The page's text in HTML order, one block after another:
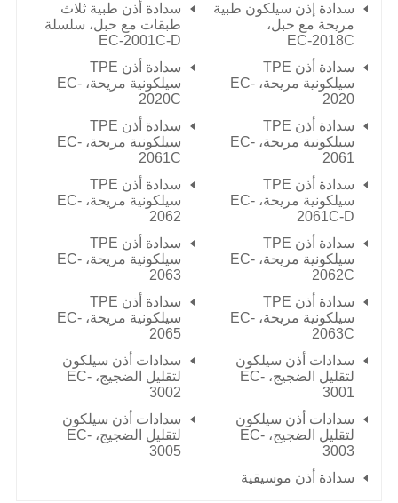
سدادة إذن سيلكون طبية
مريحة مع حبل،
EC-2018C
سدادة أذن طبية ثلاث
طبقات مع حبل، سلسلة
EC-2001C-D
سدادة أذن TPE
سيلكونية مريحة، EC-
2020
سدادة أذن TPE
سيلكونية مريحة، EC-
2020C
سدادة أذن TPE
سيلكونية مريحة، EC-
2061
سدادة أذن TPE
سيلكونية مريحة، EC-
2061C
سدادة أذن TPE
سيلكونية مريحة، EC-
2061C-D
سدادة أذن TPE
سيلكونية مريحة، EC-
2062
سدادة أذن TPE
سيلكونية مريحة، EC-
2062C
سدادة أذن TPE
سيلكونية مريحة، EC-
2063
سدادة أذن TPE
سيلكونية مريحة، EC-
2063C
سدادة أذن TPE
سيلكونية مريحة، EC-
2065
سدادات أذن سيلكون
لتقليل الضجيج، EC-
3001
سدادات أذن سيلكون
لتقليل الضجيج، EC-
3002
سدادات أذن سيلكون
لتقليل الضجيج، EC-
3003
سدادات أذن سيلكون
لتقليل الضجيج، EC-
3005
سدادة أذن موسيقية